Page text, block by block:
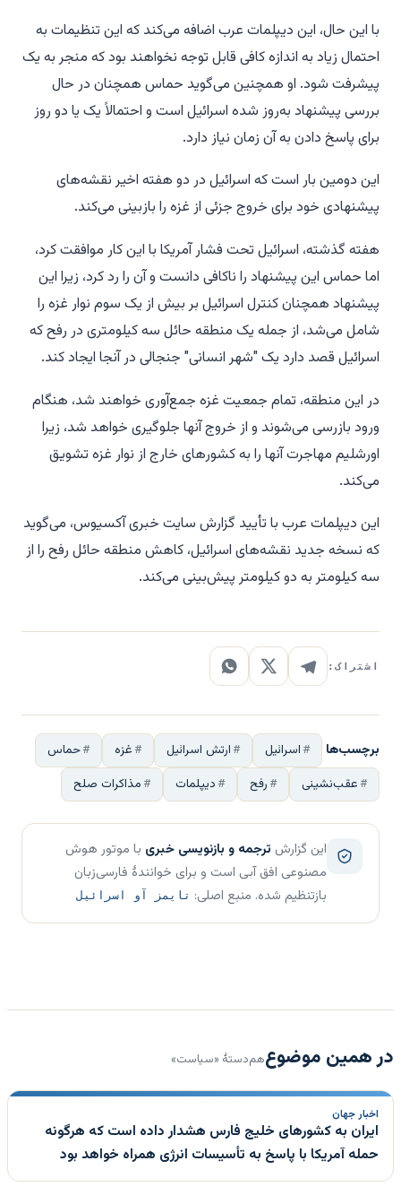
با این حال، این دیپلمات عرب اضافه می‌کند که این تنظیمات به
احتمال زیاد به اندازه کافی قابل توجه نخواهند بود که منجر به یک
پیشرفت شود. او همچنین می‌گوید حماس همچنان در حال
بررسی پیشنهاد به‌روز شده اسرائیل است و احتمالاً یک یا دو روز
برای پاسخ دادن به آن زمان نیاز دارد.
این دومین بار است که اسرائیل در دو هفته اخیر نقشه‌های
پیشنهادی خود برای خروج جزئی از غزه را بازبینی می‌کند.
هفته گذشته، اسرائیل تحت فشار آمریکا با این کار موافقت کرد،
اما حماس این پیشنهاد را ناکافی دانست و آن را رد کرد، زیرا این
پیشنهاد همچنان کنترل اسرائیل بر بیش از یک سوم نوار غزه را
شامل می‌شد، از جمله یک منطقه حائل سه کیلومتری در رفح که
اسرائیل قصد دارد یک "شهر انسانی" جنجالی در آنجا ایجاد کند.
در این منطقه، تمام جمعیت غزه جمع‌آوری خواهند شد، هنگام
ورود بازرسی می‌شوند و از خروج آنها جلوگیری خواهد شد، زیرا
اورشلیم مهاجرت آنها را به کشورهای خارج از نوار غزه تشویق
می‌کند.
این دیپلمات عرب با تأیید گزارش سایت خبری آکسیوس، می‌گوید
که نسخه جدید نقشه‌های اسرائیل، کاهش منطقه حائل رفح را از
سه کیلومتر به دو کیلومتر پیش‌بینی می‌کند.
اشتراک:
برچسب‌ها اسرائیل ارتش اسرائیل غزه
حماس
عقب‌نشینی
رفح دیپلمات مذاکرات صلح
این گزارش ترجمه و بازنویسی خبری با موتور هوش
مصنوعی افق آبی است و برای خوانندهٔ فارسی‌زبان
بازتنظیم شده. منبع اصلی: تایمز آو اسرائیل
در همین موضوعهم‌دستهٔ «سیاست»
اخبار جهان
ایران به کشورهای خلیج فارس هشدار داده است که هرگونه
حمله آمریکا با پاسخ به تأسیسات انرژی همراه خواهد بود